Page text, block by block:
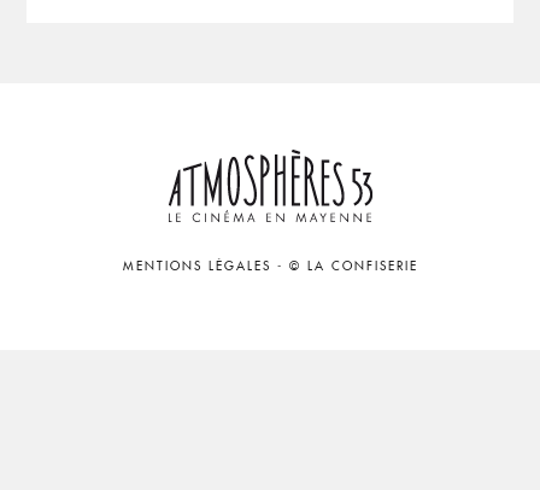
MENTIONS LÉGALES - © LA CONFISERIE